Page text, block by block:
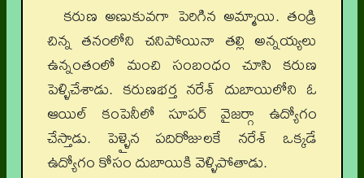
కరుణ అణుకువగా పెరిగిన అమ్మాయి. తండ్రి
చిన్న తనంలోని చనిపోయినా తల్లి అన్నయ్యలు
ఉన్నంతంలో మంచి సంబంధం చూసి కరుణ
పెళ్ళిచేశాడు. కరుణభర్త నరేశ్ దుబాయిలోని ఓ
ఆయిల్ కంపెనీలో సూపర్ వైజర్గా ఉద్యోగం
చేస్తాడు. పెళ్ళైన పదిరోజులకే నరేశ్ ఒక్కడే
ఉద్యోగం కోసం దుబాయికి వెళ్ళిపోతాడు.